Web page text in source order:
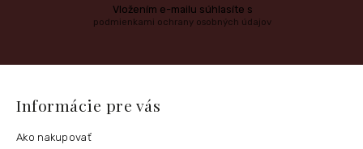
Vložením e-mailu súhlasíte s
podmienkami ochrany osobných údajov
Informácie pre vás
Ako nakupovať